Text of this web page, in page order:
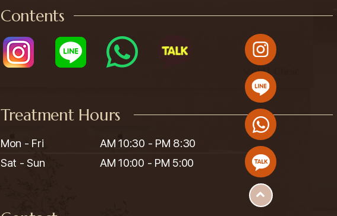
Contents
Treatment Hours
Mon - Fri
Sat - Sun
AM 10:30 - PM 8:30
AM 10:00 - PM 5:00